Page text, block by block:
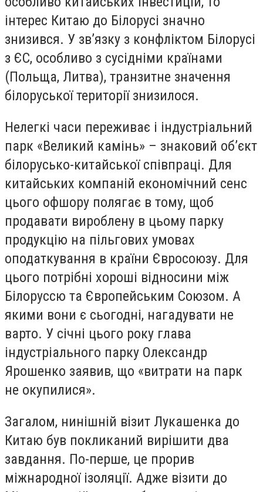
інтерес Китаю до Білорусі значно
знизився. У зв’язку з конфліктом Білорусі
з ЄС, особливо з сусідніми країнами
(Польща, Литва), транзитне значення
білоруської території знизилося.
Нелегкі часи переживає і індустріальний
парк «Великий камінь» – знаковий об’єкт
білорусько-китайської співпраці. Для
китайських компаній економічний сенс
цього офшору полягає в тому, щоб
продавати вироблену в цьому парку
продукцію на пільгових умовах
оподаткування в країни Євросоюзу. Для
цього потрібні хороші відносини між
Білоруссю та Європейським Союзом. А
якими вони є сьогодні, нагадувати не
варто. У січні цього року глава
індустріального парку Олександр
Ярошенко заявив, що «витрати на парк
не окупилися».
Загалом, нинішній візит Лукашенка до
Китаю був покликаний вирішити два
завдання. По-перше, це прорив
міжнародної ізоляції. Адже візити до